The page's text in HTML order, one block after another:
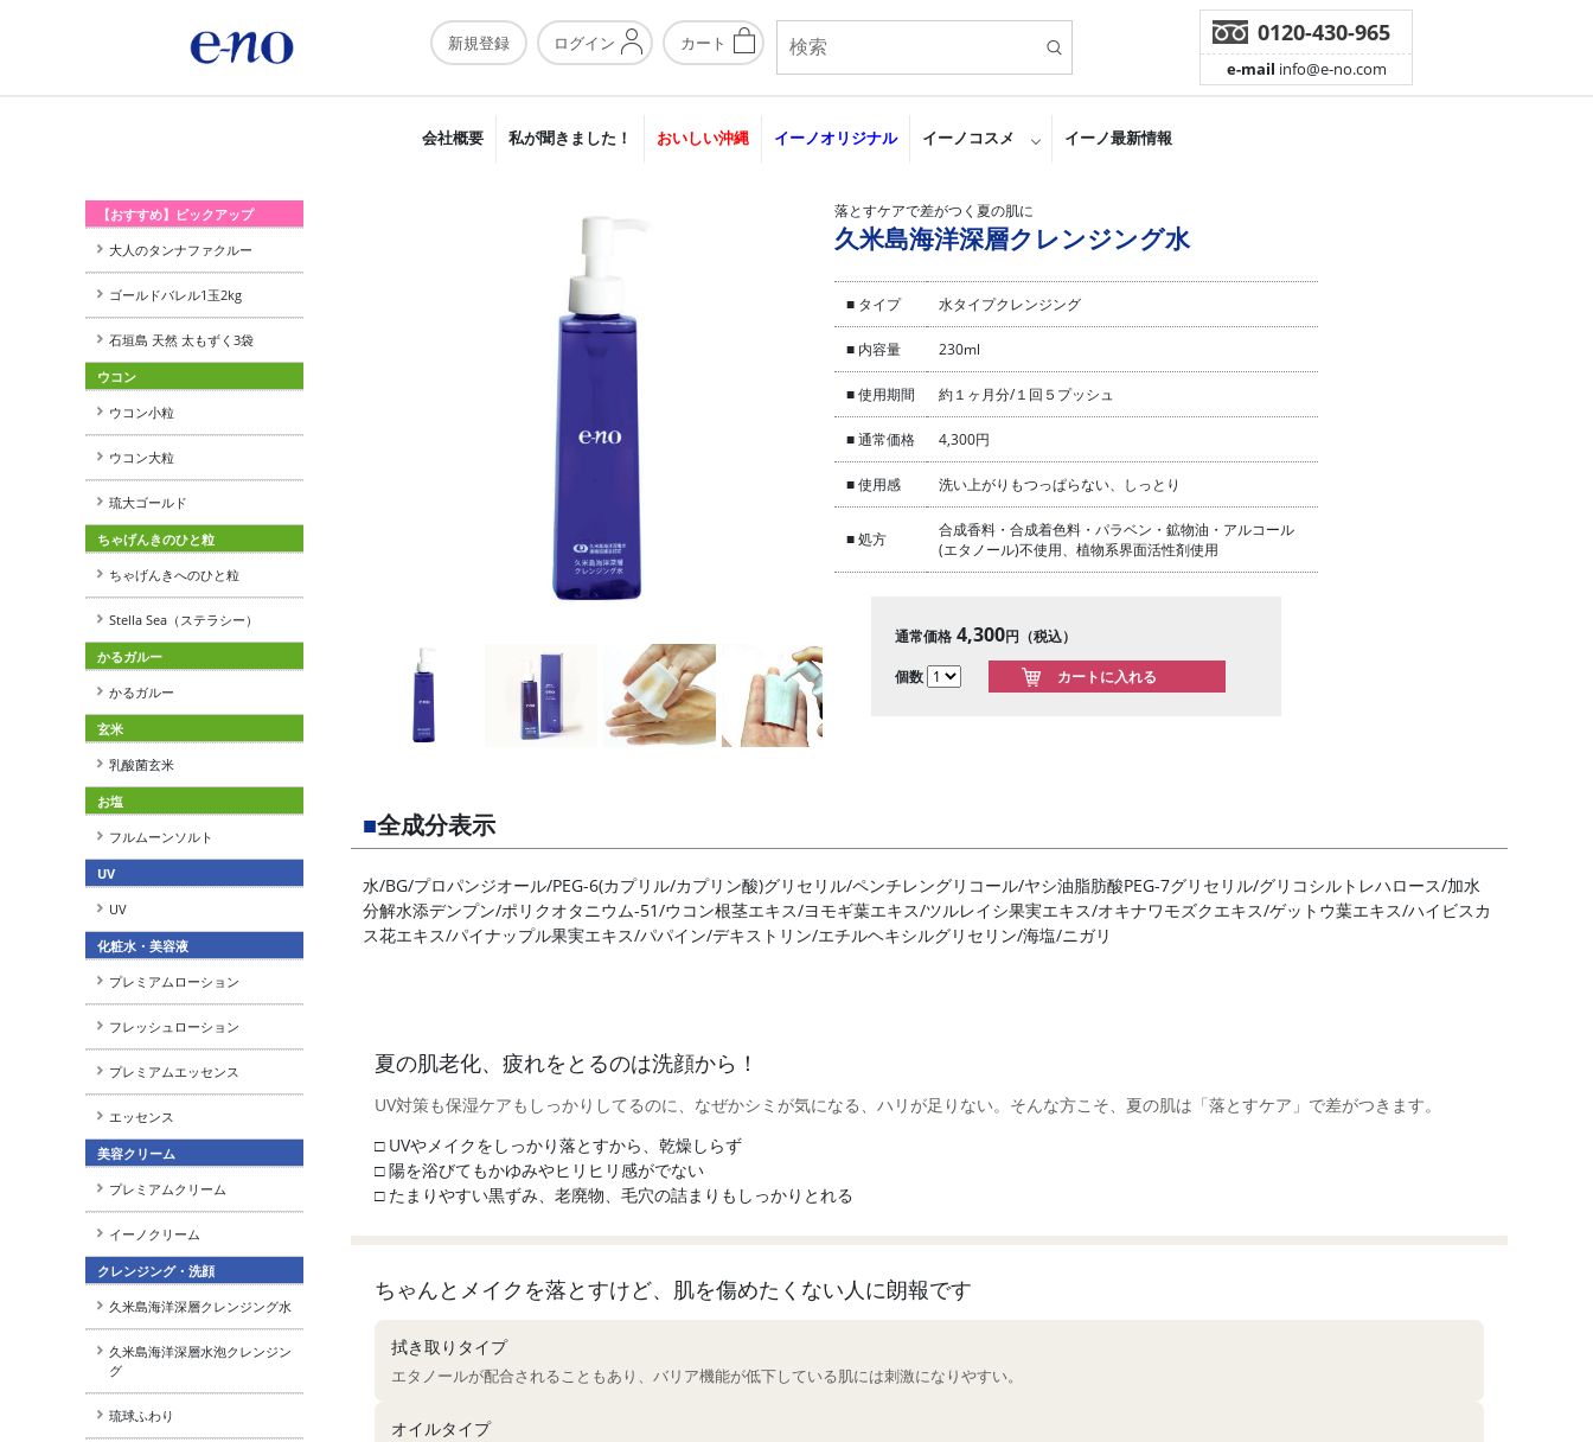
新規登録 ログイン カート 0120-430-965
e-mail info@e-no.com
会社概要 私が聞きました！ おいしい沖縄 イーノオリジナル イーノコスメ イーノ最新情報
落とすケアで差がつく夏の肌に
久米島海洋深層クレンジング水
■ タイプ 水タイプクレンジング
■ 内容量 230ml
■ 使用期間 約１ヶ月分/１回５プッシュ
■ 通常価格 4,300円
■ 使用感 洗い上がりもつっぱらない、しっとり
■ 処方
合成香料・合成着色料・パラベン・鉱物油・アルコール
(エタノール)不使用、植物系界面活性剤使用
通常価格4,300円（税込）
個数
■全成分表示
水/BG/プロパンジオール/PEG-6(カプリル/カプリン酸)グリセリル/ペンチレングリコール/ヤシ油脂肪酸PEG-7グリセリル/グリコシルトレハロース/加水
分解水添デンプン/ポリクオタニウム-51/ウコン根茎エキス/ヨモギ葉エキス/ツルレイシ果実エキス/オキナワモズクエキス/ゲットウ葉エキス/ハイビスカ
ス花エキス/パイナップル果実エキス/パパイン/デキストリン/エチルヘキシルグリセリン/海塩/ニガリ
夏の肌老化、疲れをとるのは洗顔から！
UV対策も保湿ケアもしっかりしてるのに、なぜかシミが気になる、ハリが足りない。そんな方こそ、夏の肌は「落とすケア」で差がつきます。
□ UVやメイクをしっかり落とすから、乾燥しらず
□ 陽を浴びてもかゆみやヒリヒリ感がでない
□ たまりやすい黒ずみ、老廃物、毛穴の詰まりもしっかりとれる
ちゃんとメイクを落とすけど、肌を傷めたくない人に朗報です
拭き取りタイプ
エタノールが配合されることもあり、バリア機能が低下している肌には刺激になりやすい。
オイルタイプ
【おすすめ】ピックアップ
大人のタンナファクルー
ゴールドバレル1玉2kg
石垣島 天然 太もずく3袋
ウコン
ウコン小粒
ウコン大粒
琉大ゴールド
ちゃげんきのひと粒
ちゃげんきへのひと粒
Stella Sea（ステラシー）
かるガルー
かるガルー
玄米
乳酸菌玄米
お塩
フルムーンソルト
UV
UV
化粧水・美容液
プレミアムローション
フレッシュローション
プレミアムエッセンス
エッセンス
美容クリーム
プレミアムクリーム
イーノクリーム
クレンジング・洗顔
久米島海洋深層クレンジング水
久米島海洋深層水泡クレンジン
グ
琉球ふわり